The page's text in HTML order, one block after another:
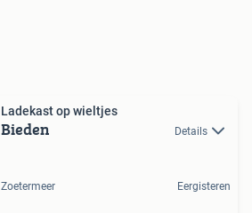
Ladekast op wieltjes
Bieden Details
Zoetermeer Eergisteren